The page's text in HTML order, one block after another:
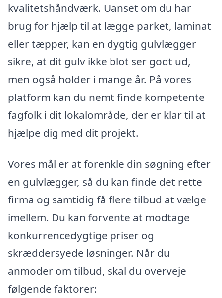
kvalitetshåndværk. Uanset om du har
brug for hjælp til at lægge parket, laminat
eller tæpper, kan en dygtig gulvlægger
sikre, at dit gulv ikke blot ser godt ud,
men også holder i mange år. På vores
platform kan du nemt finde kompetente
fagfolk i dit lokalområde, der er klar til at
hjælpe dig med dit projekt.
Vores mål er at forenkle din søgning efter
en gulvlægger, så du kan finde det rette
firma og samtidig få flere tilbud at vælge
imellem. Du kan forvente at modtage
konkurrencedygtige priser og
skræddersyede løsninger. Når du
anmoder om tilbud, skal du overveje
følgende faktorer: